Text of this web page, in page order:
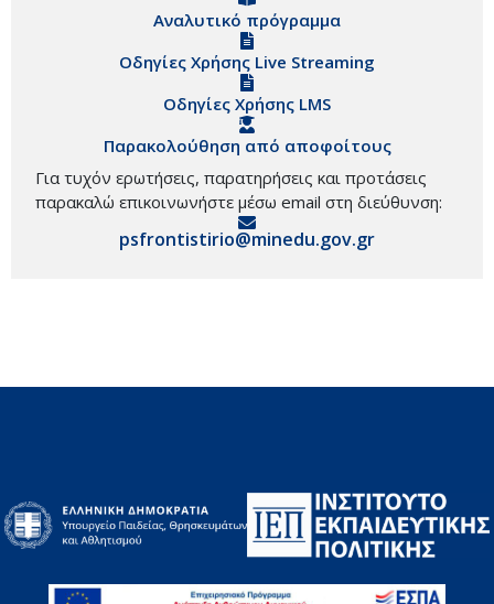
Αναλυτικό πρόγραμμα
Οδηγίες Χρήσης Live Streaming
Οδηγίες Χρήσης LMS
Παρακολούθηση από αποφοίτους
Για τυχόν ερωτήσεις, παρατηρήσεις και προτάσεις
παρακαλώ επικοινωνήστε μέσω email στη διεύθυνση:
psfrontistirio@minedu.gov.gr